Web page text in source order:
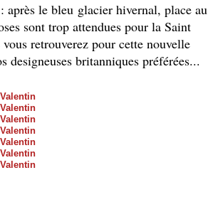
le bleu glacier hivernal, place au
sont trop attendues pour la Saint
retrouverez pour cette nouvelle
britanniques préférées...